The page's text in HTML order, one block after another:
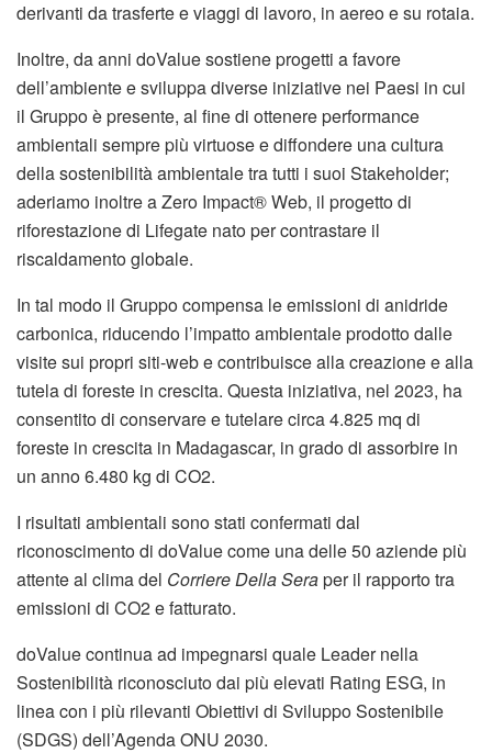
derivanti da trasferte e viaggi di lavoro, in aereo e su rotaia.
Inoltre, da anni doValue sostiene progetti a favore
dell’ambiente e sviluppa diverse iniziative nei Paesi in cui
il Gruppo è presente, al fine di ottenere performance
ambientali sempre più virtuose e diffondere una cultura
della sostenibilità ambientale tra tutti i suoi Stakeholder;
aderiamo inoltre a Zero Impact® Web, il progetto di
riforestazione di Lifegate nato per contrastare il
riscaldamento globale.
In tal modo il Gruppo compensa le emissioni di anidride
carbonica, riducendo l’impatto ambientale prodotto dalle
visite sui propri siti-web e contribuisce alla creazione e alla
tutela di foreste in crescita. Questa iniziativa, nel 2023, ha
consentito di conservare e tutelare circa 4.825 mq di
foreste in crescita in Madagascar, in grado di assorbire in
un anno 6.480 kg di CO2.
I risultati ambientali sono stati confermati dal
riconoscimento di doValue come una delle 50 aziende più
attente al clima del Corriere Della Seraper il rapporto tra
emissioni di CO2 e fatturato.
doValue continua ad impegnarsi quale Leader nella
Sostenibilità riconosciuto dai più elevati Rating ESG, in
linea con i più rilevanti Obiettivi di Sviluppo Sostenibile
(SDGS) dell’Agenda ONU 2030.